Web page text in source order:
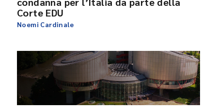
Corte EDU
Noemi Cardinale